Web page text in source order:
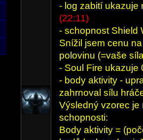
- log zabití
(22:11)
- schopnost Shield
Snížil jsem cenu
polovinu (=vaše
- Soul Fire
- body aktivity -
zahrnoval sílu
Výsledný vzorec je
schopnosti:
Body aktivity =